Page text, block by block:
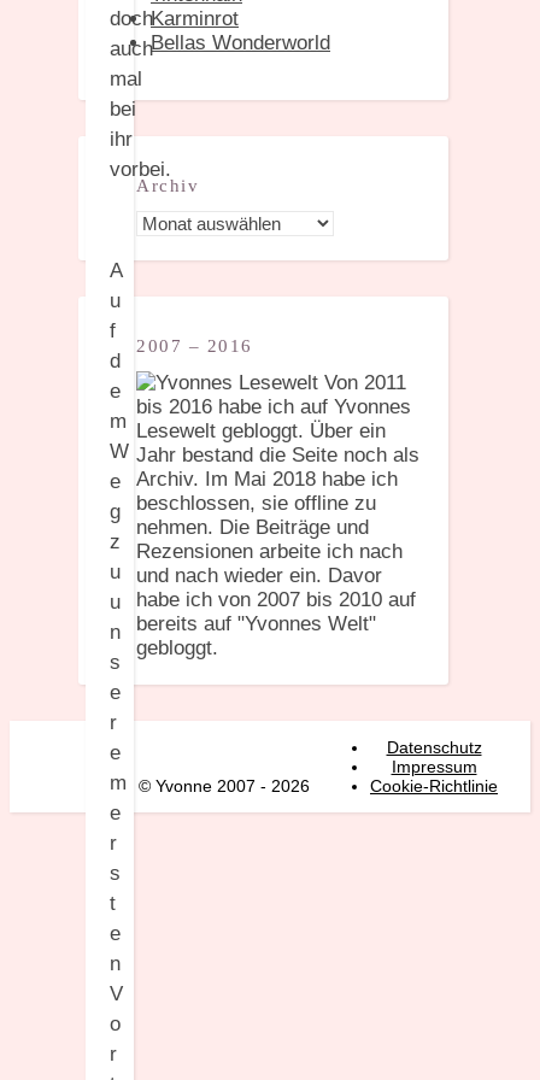
doch
auch
mal
bei
ihr
vorbei.
A
u
f
d
e
m
W
e
g
z
u
u
n
s
e
r
e
m
e
r
s
t
e
n
V
o
r
Karminrot
Bellas Wonderworld
Archiv
Archiv
2007 – 2016
Von 2011
bis 2016 habe ich auf Yvonnes
Lesewelt gebloggt. Über ein
Jahr bestand die Seite noch als
Archiv. Im Mai 2018 habe ich
beschlossen, sie offline zu
nehmen. Die Beiträge und
Rezensionen arbeite ich nach
und nach wieder ein. Davor
habe ich von 2007 bis 2010 auf
bereits auf "Yvonnes Welt"
gebloggt.
© Yvonne 2007 - 2026
Datenschutz
Impressum
Cookie-Richtlinie